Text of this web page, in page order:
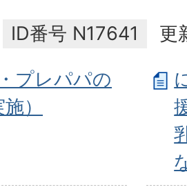
ID番号 N17641
更
プレパパの
）